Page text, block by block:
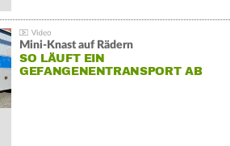
Mini-Knast auf Rädern
SO LÄUFT EIN
GEFANGENENTRANSPORT AB